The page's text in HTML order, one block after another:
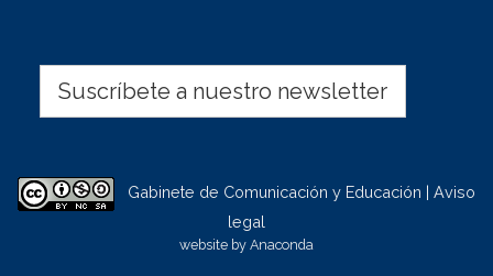
Suscríbete a nuestro newsletter
Gabinete de Comunicación y Educación | Aviso
legal
website by Anaconda